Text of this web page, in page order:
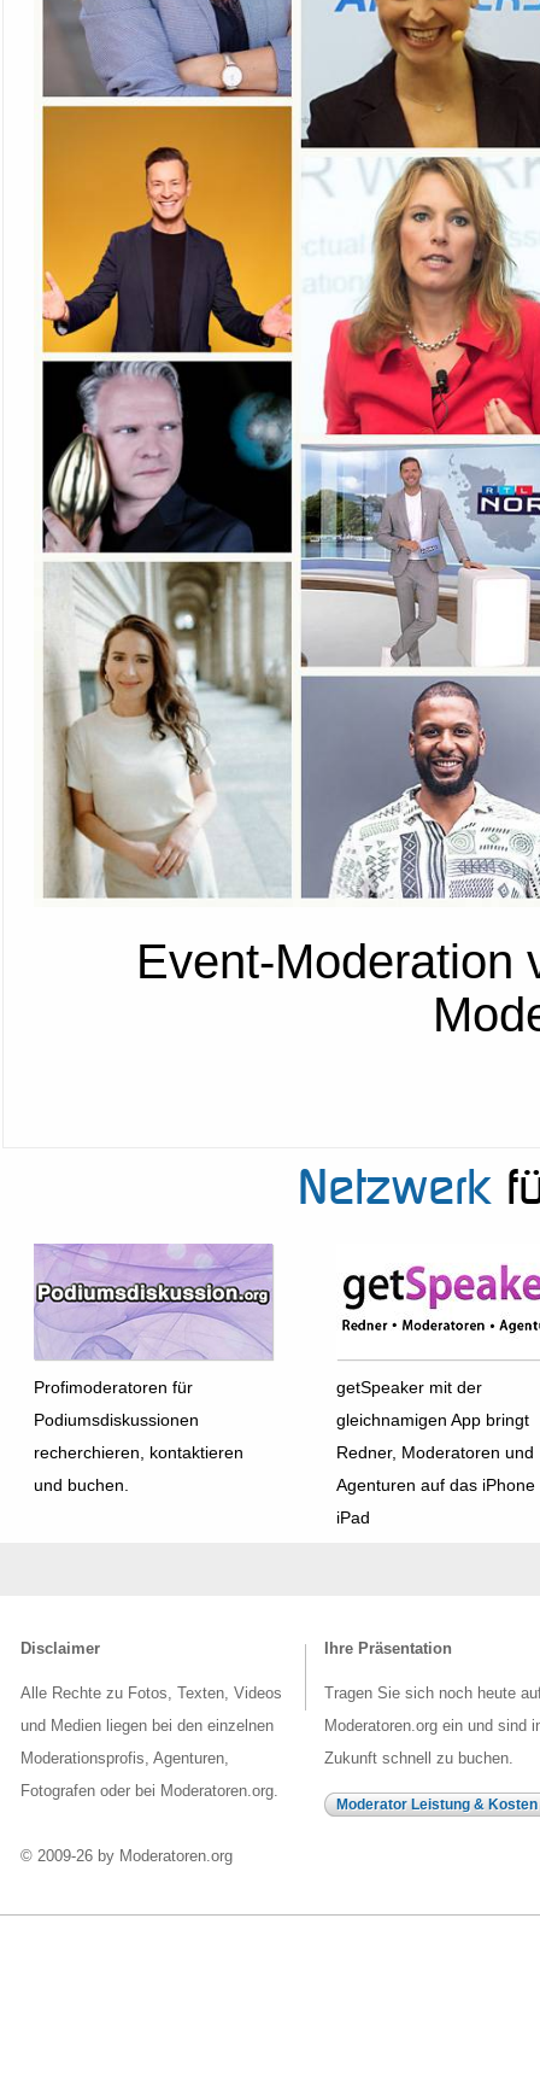
Event-Moderation
Netzwerk
Profimoderatoren für
Podiumsdiskussionen
recherchieren, kontaktieren
und buchen.
getSpeaker mit der
gleichnamigen App bringt
Redner, Moderatoren und
Agenturen auf das iPhone
iPad
Disclaimer
Alle Rechte zu Fotos, Texten, Videos
und Medien liegen bei den einzelnen
Moderationsprofis, Agenturen,
Fotografen oder bei Moderatoren.org.
© 2009-26 by Moderatoren.org
Ihre Präsentation
Tragen Sie sich noch heute
Moderatoren.org ein und sind
Zukunft schnell zu buchen.
Moderator Leistung & Kosten